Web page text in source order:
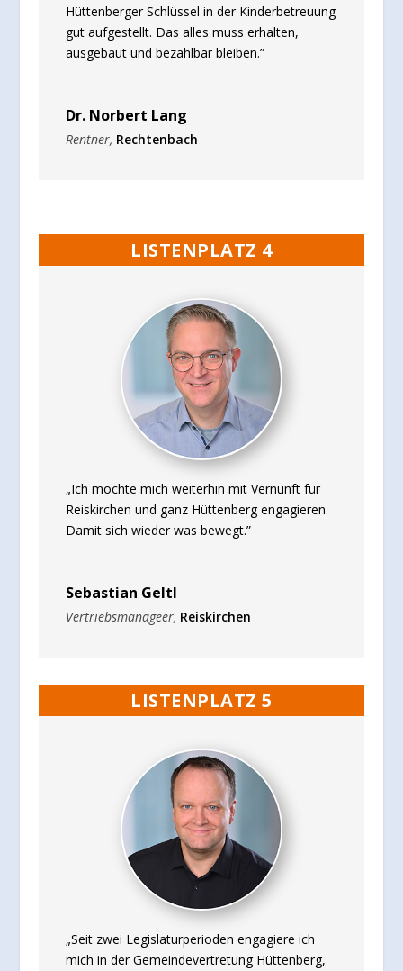
Hüttenberger Schlüssel in der Kinderbetreuung
gut aufgestellt. Das alles muss erhalten,
ausgebaut und bezahlbar bleiben.”
Dr. Norbert Lang
Rentner, Rechtenbach
LISTENPLATZ 4
„Ich möchte mich weiterhin mit Vernunft für
Reiskirchen und ganz Hüttenberg engagieren.
Damit sich wieder was bewegt.”
Sebastian Geltl
Vertriebsmanageer, Reiskirchen
LISTENPLATZ 5
„Seit zwei Legislaturperioden engagiere ich
mich in der Gemeindevertretung Hüttenberg,